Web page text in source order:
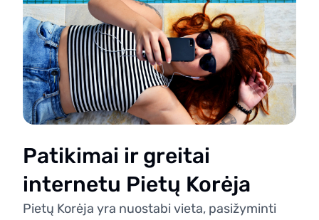
Patikimai ir greitai
internetu Pietų Korėja
Pietų Korėja yra nuostabi vieta, pasižyminti